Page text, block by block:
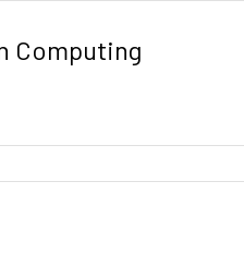
Computing